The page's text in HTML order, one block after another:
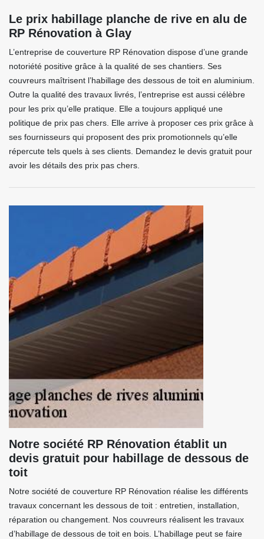
Le prix habillage planche de rive en alu de
RP Rénovation à Glay
L’entreprise de couverture RP Rénovation dispose d’une grande
notoriété positive grâce à la qualité de ses chantiers. Ses
couvreurs maîtrisent l’habillage des dessous de toit en aluminium.
Outre la qualité des travaux livrés, l’entreprise est aussi célèbre
pour les prix qu’elle pratique. Elle a toujours appliqué une
politique de prix pas chers. Elle arrive à proposer ces prix grâce à
ses fournisseurs qui proposent des prix promotionnels qu’elle
répercute tels quels à ses clients. Demandez le devis gratuit pour
avoir les détails des prix pas chers.
Notre société RP Rénovation établit un
devis gratuit pour habillage de dessous de
toit
Notre société de couverture RP Rénovation réalise les différents
travaux concernant les dessous de toit : entretien, installation,
réparation ou changement. Nos couvreurs réalisent les travaux
d’habillage de dessous de toit en bois. L’habillage peut se faire